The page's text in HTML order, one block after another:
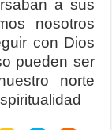
a sus
nosotros
con Dios
pueden ser
norte